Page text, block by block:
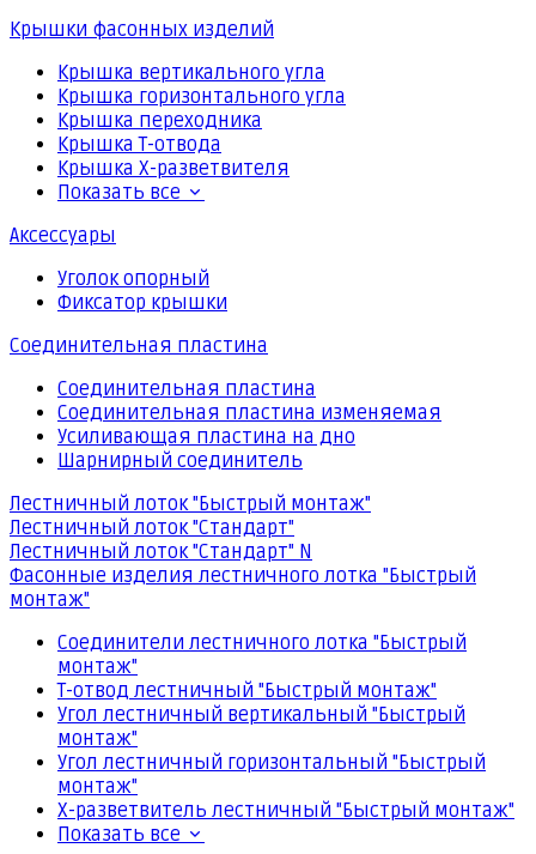
Крышки фасонных изделий
Крышка вертикального угла
Крышка горизонтального угла
Крышка переходника
Крышка Т-отвода
Крышка Х-разветвителя
Показать все
Аксессуары
Уголок опорный
Фиксатор крышки
Соединительная пластина
Соединительная пластина
Соединительная пластина изменяемая
Усиливающая пластина на дно
Шарнирный соединитель
Лестничный лоток "Быстрый монтаж"
Лестничный лоток "Стандарт"
Лестничный лоток "Стандарт" N
Фасонные изделия лестничного лотка "Быстрый
монтаж"
Соединители лестничного лотка "Быстрый
монтаж"
Т-отвод лестничный "Быстрый монтаж"
Угол лестничный вертикальный "Быстрый
монтаж"
Угол лестничный горизонтальный "Быстрый
монтаж"
Х-разветвитель лестничный "Быстрый монтаж"
Показать все